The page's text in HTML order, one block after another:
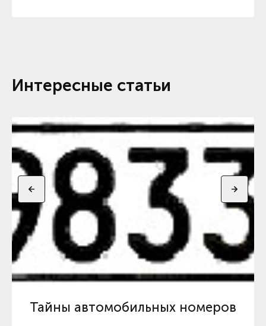
Интересные статьи
Тайны автомобильных номеров